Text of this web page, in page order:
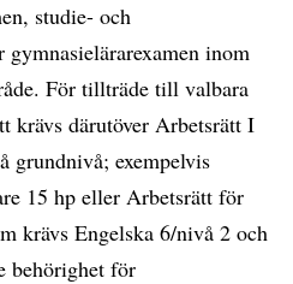
studie- och
gymnasielärarexamen inom
För tillträde till valbara
krävs därutöver Arbetsrätt I
grundnivå; exempelvis
15 hp eller Arbetsrätt för
krävs Engelska 6/nivå 2 och
behörighet för